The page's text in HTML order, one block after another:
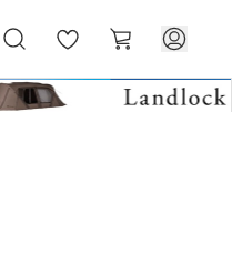
気
に
ー
ト